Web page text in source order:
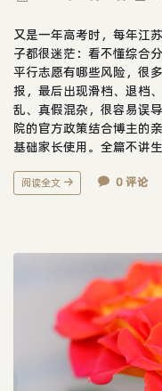
又是一年高考时，每年江
子都很迷茫：看不懂综合
平行志愿有哪些风险，很
报，最后出现滑档、退档
乱、真假混杂，很容易误
院的官方政策结合博主的
基础家长使用。全篇不讲
阅读全文 0 评论